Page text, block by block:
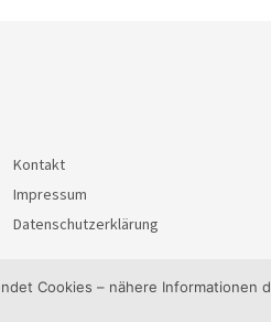
Kontakt
Impressum
Datenschutzerklärung
Cookies – nähere Informationen